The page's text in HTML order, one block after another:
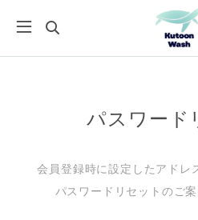
パスワード
会員登録時に設定したアドレ
パスワードリセットのご